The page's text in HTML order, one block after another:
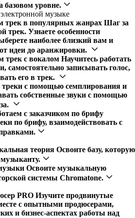
базовом уровне.
музыке
в популярных жанрах Шаг за
трек. Узнаете особенности
наиболее близкий вам и
идеи до аранжировки.
трек с вокалом Научитесь работать
самостоятельно записывать голос,
его в трек.
с помощью семплирования и
собственные звуки с помощью
с заказчиком по брифу
по брифу, взаимодействовать с
теория Освоите базу, которую
Освоите музыкальную
системы Chromatone.
PRO Изучите продвинутые
с опытными продюсерами,
и бизнес-аспектах работы над